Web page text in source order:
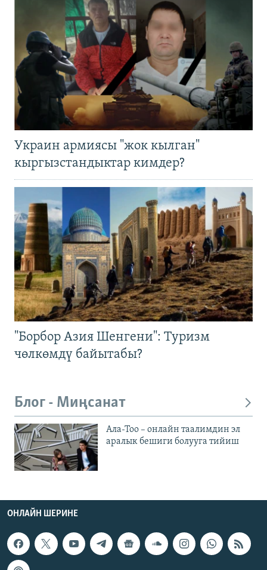
Украин армиясы "жок кылган"
кыргызстандыктар кимдер?
"Борбор Азия Шенгени": Туризм
чөлкөмдү байытабы?
Блог - Миңсанат
Ала-Тоо – онлайн таалимдин эл
аралык бешиги болууга тийиш
ОНЛАЙН ШЕРИНЕ